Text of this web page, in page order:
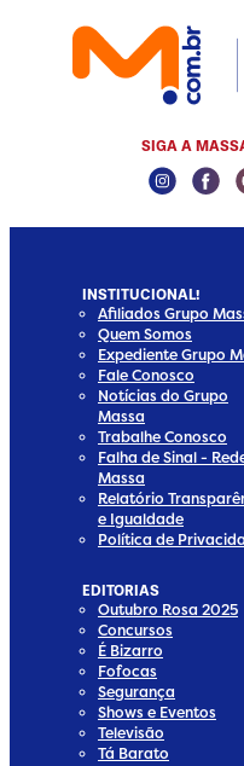
SIGA A
INSTITUCIONAL!
Afiliados Grupo
Quem Somos
Expediente Grupo
Fale Conosco
Notícias do Grupo
Massa
Trabalhe Conosco
Falha de Sinal -
Massa
Relatório
e Igualdade
Política de
EDITORIAS
Outubro Rosa 2025
Concursos
É Bizarro
Fofocas
Segurança
Shows e Eventos
Televisão
Tá Barato